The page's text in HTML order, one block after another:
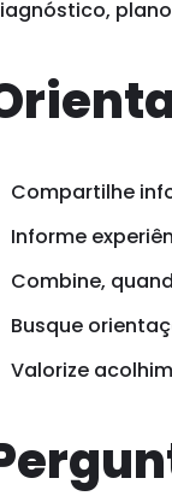
Compartilhe
Informe
Combine,
Busque
Valorize